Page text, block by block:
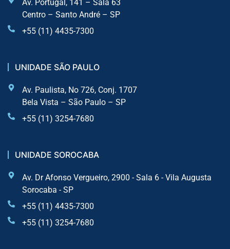
Av. Portugal, 141 – Sala 63
Centro – Santo André – SP
+55 (11) 4435-7300
UNIDADE SÃO PAULO
Av. Paulista, No 726, Conj. 1707
Bela Vista – São Paulo – SP
+55 (11) 3254-7680
UNIDADE SOROCABA
Av. Dr Afonso Vergueiro, 2900 - Sala 6 - Vila Augusta
Sorocaba - SP
+55 (11) 4435-7300
+55 (11) 3254-7680